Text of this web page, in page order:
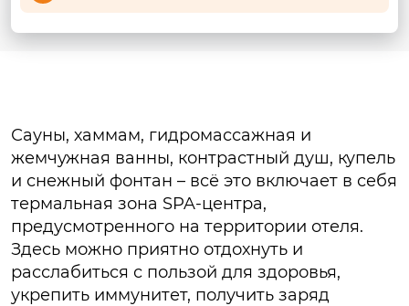
Сауны, хаммам, гидромассажная и
жемчужная ванны, контрастный душ, купель
и снежный фонтан – всё это включает в себя
термальная зона SPA-центра,
предусмотренного на территории отеля.
Здесь можно приятно отдохнуть и
расслабиться с пользой для здоровья,
укрепить иммунитет, получить заряд